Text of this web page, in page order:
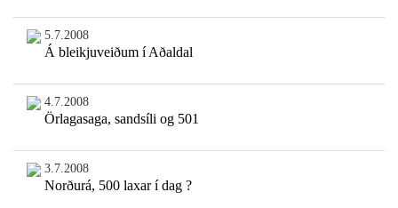
5.7.2008
Á bleikjuveiðum í Aðaldal
4.7.2008
Örlagasaga, sandsíli og 501
3.7.2008
Norðurá, 500 laxar í dag ?